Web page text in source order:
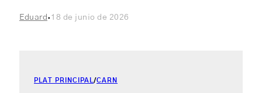
Eduard · 18 de junio de 2026
PLAT PRINCIPAL /CARN